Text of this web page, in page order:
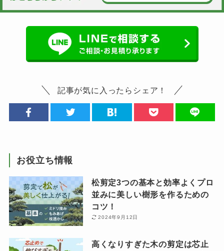
記事が気に入ったらシェア！
お役立ち情報
松剪定3つの基本と効率よくプロ
並みに美しい樹形を作るための
コツ！
2024年9月12日
高くなりすぎた木の剪定は芯止